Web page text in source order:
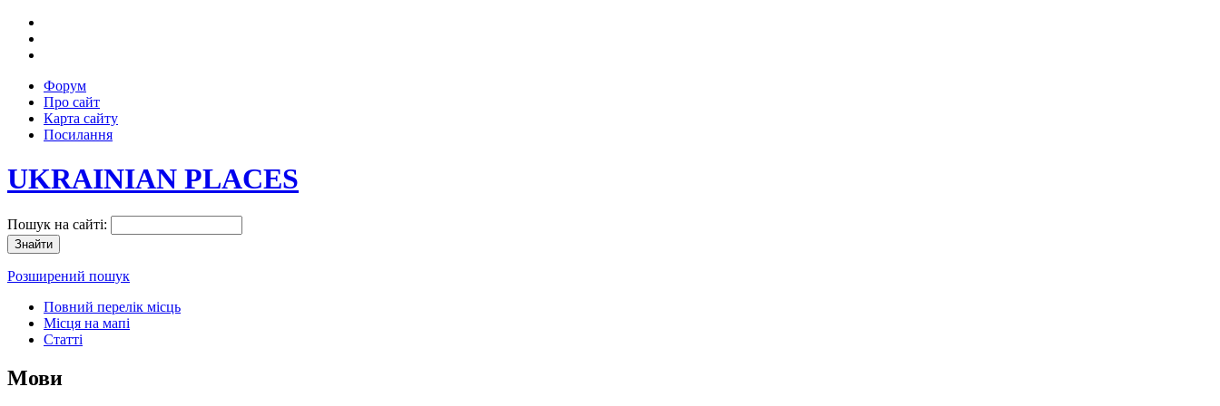
Форум
Про сайт
Карта сайту
Посилання
UKRAINIAN PLACES
Пошук на сайті:
Розширений пошук
Повний перелік місць
Місця на мапі
Статті
Мови